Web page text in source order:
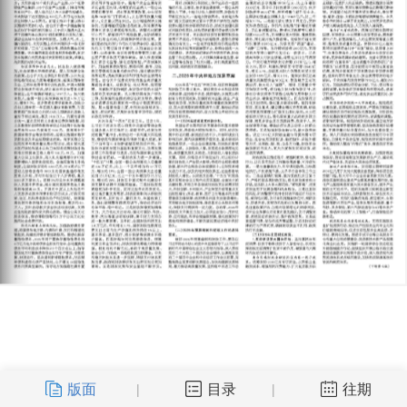
版面 | 目录 | 往期